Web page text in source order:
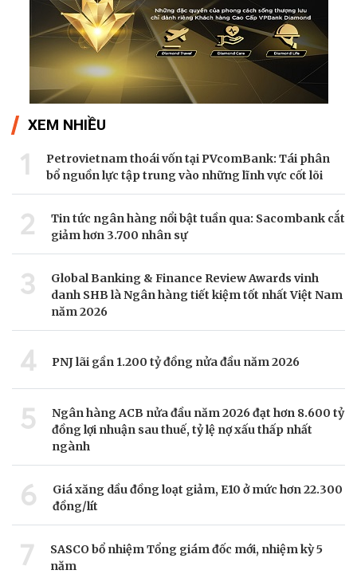
XEM NHIỀU
1
Petrovietnam thoái vốn tại PVcomBank: Tái phân
bổ nguồn lực tập trung vào những lĩnh vực cốt lõi
2
Tin tức ngân hàng nổi bật tuần qua: Sacombank cắt
giảm hơn 3.700 nhân sự
3
Global Banking & Finance Review Awards vinh
danh SHB là Ngân hàng tiết kiệm tốt nhất Việt Nam
năm 2026
4 PNJ lãi gần 1.200 tỷ đồng nửa đầu năm 2026
5
Ngân hàng ACB nửa đầu năm 2026 đạt hơn 8.600 tỷ
đồng lợi nhuận sau thuế, tỷ lệ nợ xấu thấp nhất
ngành
6
Giá xăng dầu đồng loạt giảm, E10 ở mức hơn 22.300
đồng/lít
7
SASCO bổ nhiệm Tổng giám đốc mới, nhiệm kỳ 5
năm